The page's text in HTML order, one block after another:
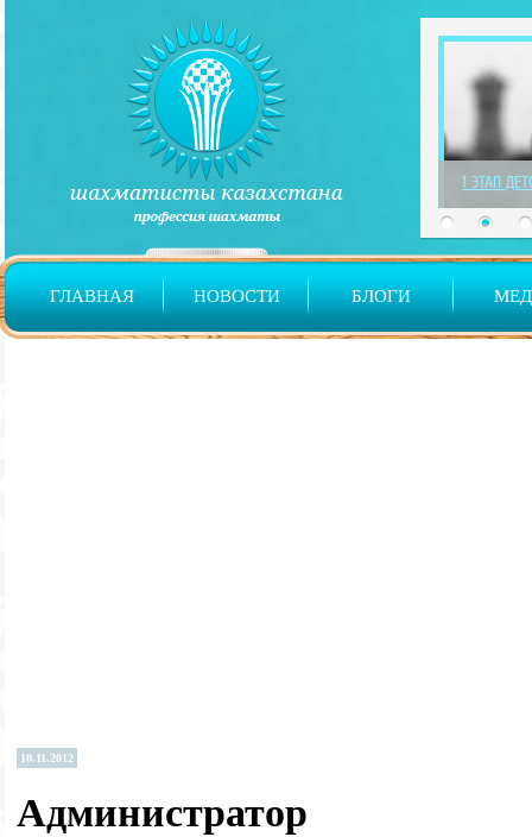
ГЛАВНАЯ НОВОСТИ БЛОГИ
1 ЭТАП
10.11.2012
Администратор